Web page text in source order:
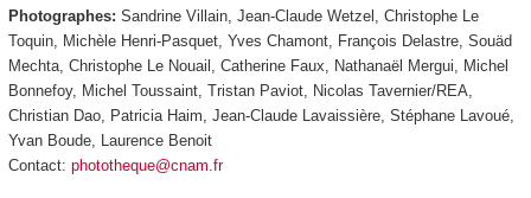
Photographes: Sandrine Villain, Jean-Claude Wetzel, Christophe Le
Toquin, Michèle Henri-Pasquet, Yves Chamont, François Delastre, Souäd
Mechta, Christophe Le Nouail, Catherine Faux, Nathanaël Mergui, Michel
Bonnefoy, Michel Toussaint, Tristan Paviot, Nicolas Tavernier/REA,
Christian Dao, Patricia Haim, Jean-Claude Lavaissière, Stéphane Lavoué,
Yvan Boude, Laurence Benoit
Contact: phototheque@cnam.fr